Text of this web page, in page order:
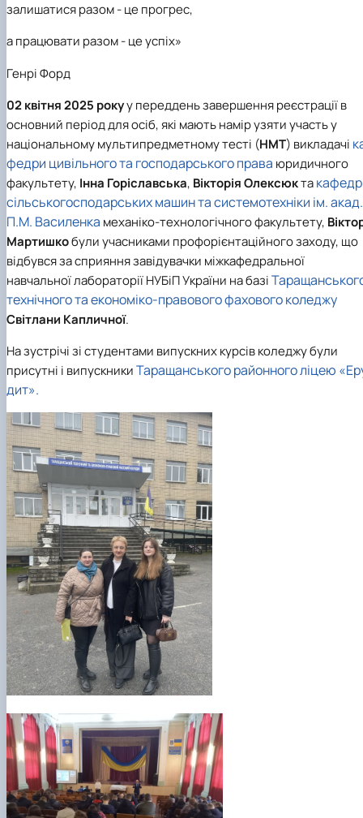
Звіт про роботу гуртка
Звіт про роботу гуртка
залишатися разом - це прогрес,
а працювати разом - це успіх»
Генрі Форд
02 квітня 2025 рокуу переддень завершення реєстрації в
основний період для осіб, які мають намір узяти участь у
національному мультипредметному тесті (НМТ) викладачі
федри цивільного та господарського права юридичного
факультету, Інна Горіславська, Вікторія Олексюкта
сільськогосподарських машин та системотехніки ім. акад.
П.М. Василенка механіко-технологічного факультету,
Мартишкобули учасниками профорієнтаційного заходу, що
відбувся за сприяння завідувачки міжкафедральної
навчальної лабораторії НУБіП України на базі
технічного та економіко-правового фахового коледжу
Світлани Капличної.
На зустрічі зі студентами випускних курсів коледжу були
присутні і випускникиТаращанського районного ліцею
дит».